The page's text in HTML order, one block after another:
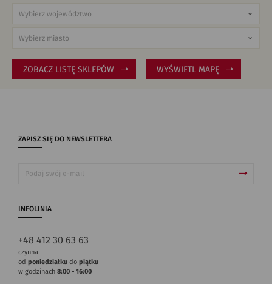
ZOBACZ LISTĘ SKLEPÓW WYŚWIETL MAPĘ
ZAPISZ SIĘ DO NEWSLETTERA
INFOLINIA
+48 412 30 63 63
czynna
od poniedziałku do piątku
w godzinach 8:00 - 16:00